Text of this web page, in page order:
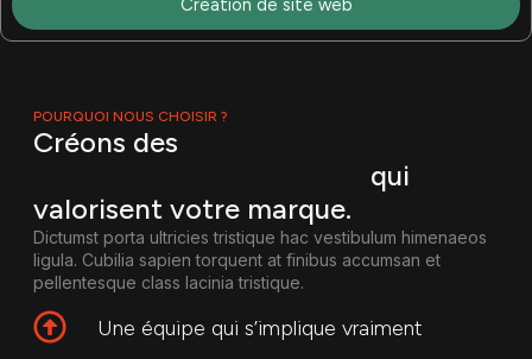
Création de site web
POURQUOI NOUS CHOISIR ?
Créons des
qui
valorisent votre marque.
Dictumst porta ultricies tristique hac vestibulum himenaeos
ligula. Cubilia sapien torquent at finibus accumsan et
pellentesque class lacinia tristique.
Une équipe qui s’implique vraiment